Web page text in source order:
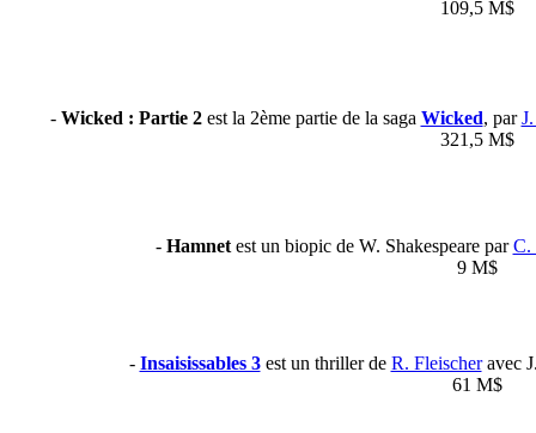
109,5 M$
- Wicked : Partie 2 est la 2ème partie de la saga Wicked, par
321,5 M$
- Hamnet est un biopic de W. Shakespeare parC.
9 M$
- Insaisissables 3 est un thriller de R. Fleischeravec
61 M$